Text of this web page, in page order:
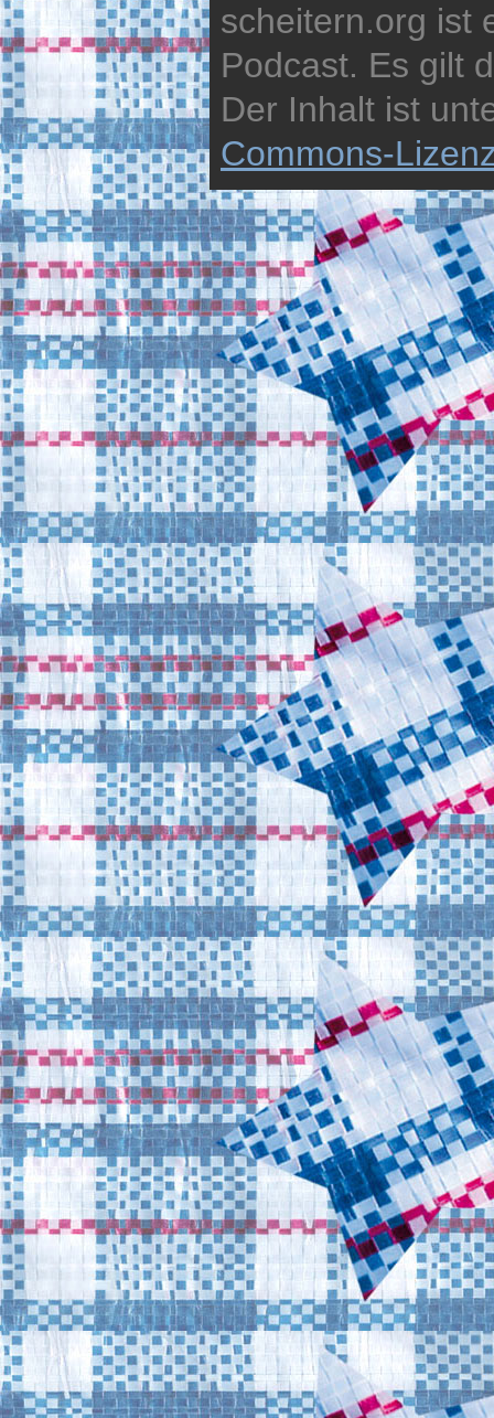
scheitern.org ist
Podcast. Es gilt
Der Inhalt ist
Commons-